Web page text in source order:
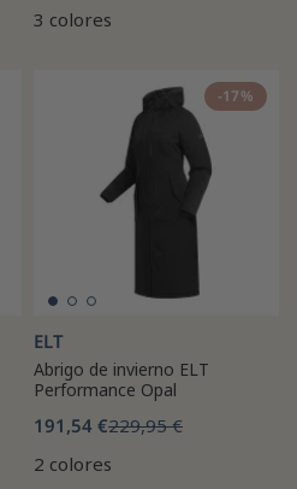
3 colores
-17%
ELT
Abrigo de invierno ELT
Performance Opal
191,54 €229,95 €
2 colores